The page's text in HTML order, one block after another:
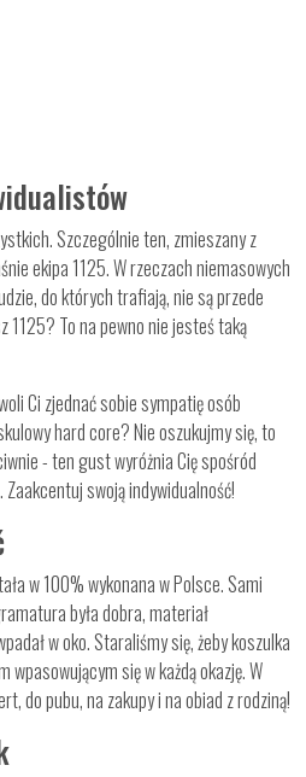
Szczególnie ten, zmieszany z
ekipa 1125. W rzeczach niemasowych
do których trafiają, nie są przede
1125? To na pewno nie jesteś taką
Ci zjednać sobie sympatię osób
hard core? Nie oszukujmy się, to
- ten gust wyróżnia Cię spośród
swoją indywidualność!
w 100% wykonana w Polsce. Sami
była dobra, materiał
w oko. Staraliśmy się, żeby koszulka
wpasowującym się w każdą okazję. W
do pubu, na zakupy i na obiad z rodziną!